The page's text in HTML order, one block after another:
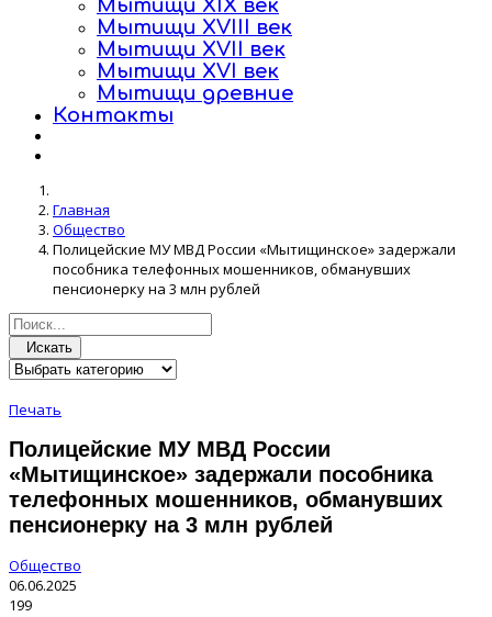
Мытищи XIX век
Мытищи XVIII век
Мытищи XVII век
Мытищи XVI век
Мытищи древние
Контакты
Главная
Общество
Полицейские МУ МВД России «Мытищинское» задержали
пособника телефонных мошенников, обманувших
пенсионерку на 3 млн рублей
Искать
Печать
Полицейские МУ МВД России
«Мытищинское» задержали пособника
телефонных мошенников, обманувших
пенсионерку на 3 млн рублей
Общество
06.06.2025
199